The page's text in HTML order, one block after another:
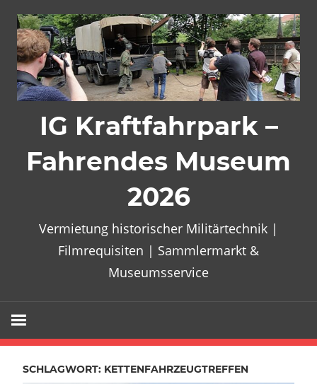
Inhalt
springen
IG Kraftfahrpark –
Fahrendes Museum
2026
Vermietung historischer Militärtechnik |
Filmrequisiten | Sammlermarkt &
Museumsservice
SCHLAGWORT: KETTENFAHRZEUGTREFFEN